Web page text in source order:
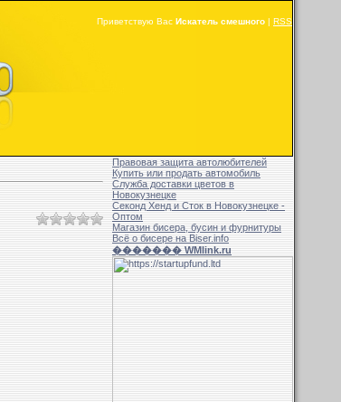
Приветствую Вас Искатель смешного | RSS
Правовая защита автолюбителей
Купить или продать автомобиль
Служба доставки цветов в
Новокузнецке
Секонд Хенд и Сток в Новокузнецке -
Оптом
Магазин бисера, бусин и фурнитуры
Всё о бисере на Biser.info
������� WMlink.ru